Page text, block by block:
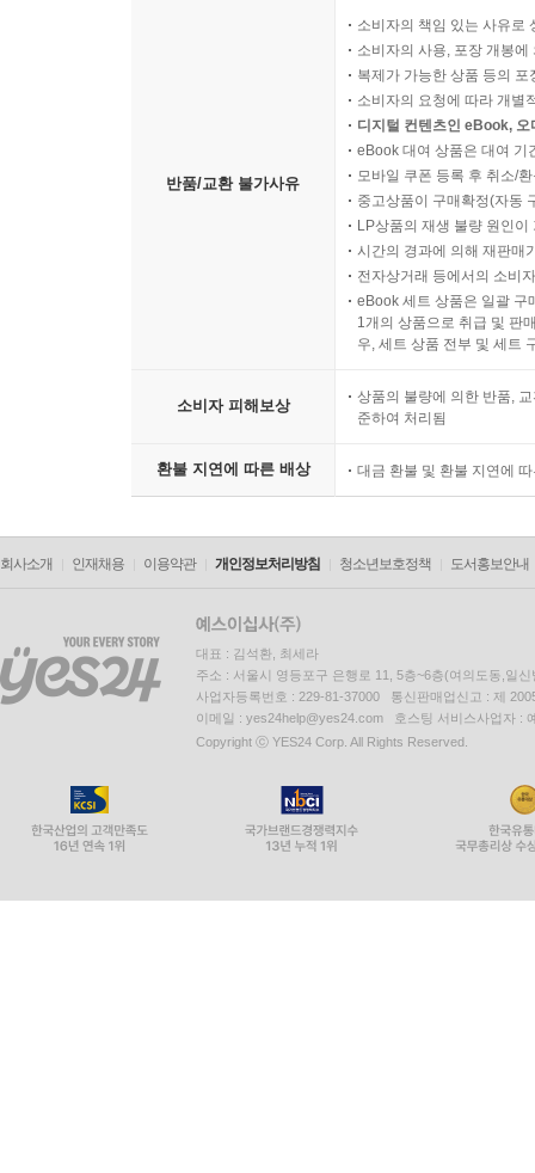
반품/교환 불가사유
소비자의 책임 있는 사유로
소비자의 사용, 포장 개봉
복제가 가능한 상품 등의
소비자의 요청에 따라 개별
디지털 컨텐츠인 eBook,
eBook 대여 상품은 대여 기
모바일 쿠폰 등록 후 취소/
중고상품이 구매확정(자동
LP상품의 재생 불량 원인
시간의 경과에 의해 재판매
전자상거래 등에서의 소비
eBook 세트 상품은 일괄 구
1개의 상품으로 취급 및 판
우, 세트 상품 전부 및 세트
소비자 피해보상
상품의 불량에 의한 반품,
준하여 처리됨
환불 지연에 따른 배상 대금 환불 및 환불 지연에
회사소개 인재채용 이용약관 개인정보처리방침 청소년보호정책 도서홍보안내
대표 : 김석환, 최세라
주소 : 서울시 영등포구 은행로 11, 5층~6층(여의도동,일신
사업자등록번호 : 229-81-37000 통신판매업신고 : 제
이메일 : yes24help@yes24.com 호스팅 서비스사업자 :
Copyright ⓒ YES24 Corp. All Rights Reserved.